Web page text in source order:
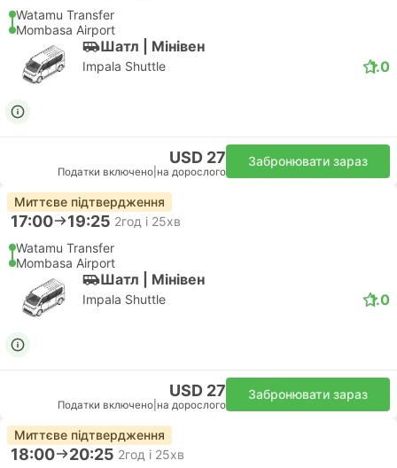
Watamu Transfer
Mombasa Airport
Шатл | Мiнiвен
Impala Shuttle 1.0
USD 27
Податки включено на дорослого
Забронювати зараз
Миттєве підтвердження
17:00 19:25 2год і 25хв
Watamu Transfer
Mombasa Airport
Шатл | Мiнiвен
Impala Shuttle 1.0
USD 27
Податки включено на дорослого
Забронювати зараз
Миттєве підтвердження
18:00 20:25 2год і 25хв